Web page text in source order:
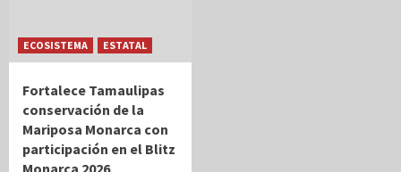
ECOSISTEMA ESTATAL
Fortalece Tamaulipas
conservación de la
Mariposa Monarca con
participación en el Blitz